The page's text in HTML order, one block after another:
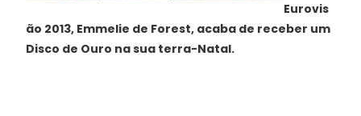
Eurovis
ão 2013, Emmelie de Forest, acaba de receber um
Disco de Ouro na sua terra-Natal.